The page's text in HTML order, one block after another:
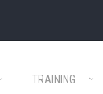
TRAINING